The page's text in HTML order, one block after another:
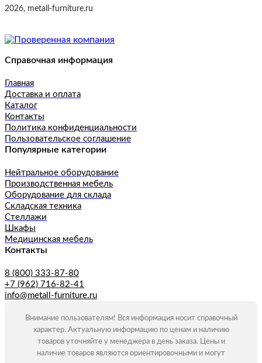
2026, metall-furniture.ru
Справочная информация
Главная
Доставка и оплата
Каталог
Контакты
Политика конфиденциальности
Пользовательское соглашение
Популярные категории
Нейтральное оборудование
Производственная мебель
Оборудование для склада
Складская техника
Стеллажи
Шкафы
Медицинская мебель
Контакты
8 (800) 333-87-80
+7 (962) 716-82-41
info@metall-furniture.ru
Внимание пользователям! Вся информация носит справочный
характер. Актуальную информацию по ценам и наличию
товаров уточняйте у менеджера в день заказа. Цены и
наличие товаров являются ориентировочными и могут